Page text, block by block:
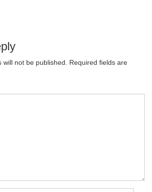
not be published.
Required fields are